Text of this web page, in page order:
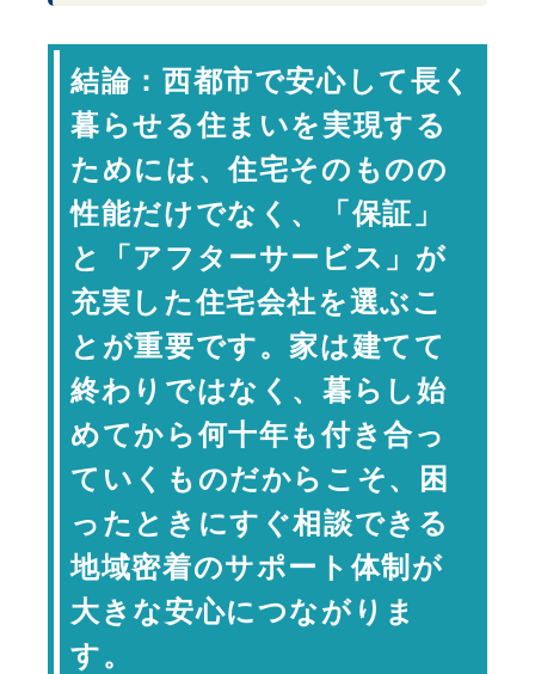
き合い
保証制度とアフターサービスで確認し
たいポイント
保証・アフターサービスのチェ
ックポイント
西都市で地域密着の住宅会社を選ぶメ
リット
住宅会社の特徴比較
保証だけではなく「相談しやすさ」も
大切
専門家コメント
一級建築士 岩下政人（ハミング
ホーム 代表取締役）
まとめ：安心して暮らせる家は、建て
た後の安心まで考えることが大切
【会社情報・お問い合わせ】
結論：西都市で安心して長く
暮らせる住まいを実現する
ためには、住宅そのものの
性能だけでなく、「保証」
と「アフターサービス」が
充実した住宅会社を選ぶこ
とが重要です。家は建てて
終わりではなく、暮らし始
めてから何十年も付き合っ
ていくものだからこそ、困
ったときにすぐ相談できる
地域密着のサポート体制が
大きな安心につながりま
す。